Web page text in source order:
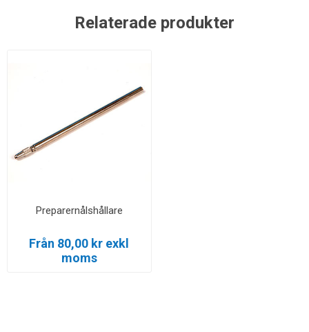
Relaterade produkter
Preparernålshållare
Från 80,00 kr exkl
moms